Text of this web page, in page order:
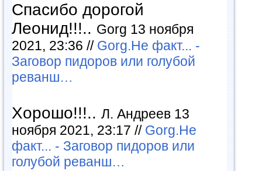
Спасибо дорогой
Леонид!!!.. Gorg 13 ноября
2021, 23:36 // Gorg.Не факт... -
Заговор пидоров или голубой
реванш…
Хорошо!!!.. Л. Андреев 13
ноября 2021, 23:17 // Gorg.Не
факт... - Заговор пидоров или
голубой реванш…